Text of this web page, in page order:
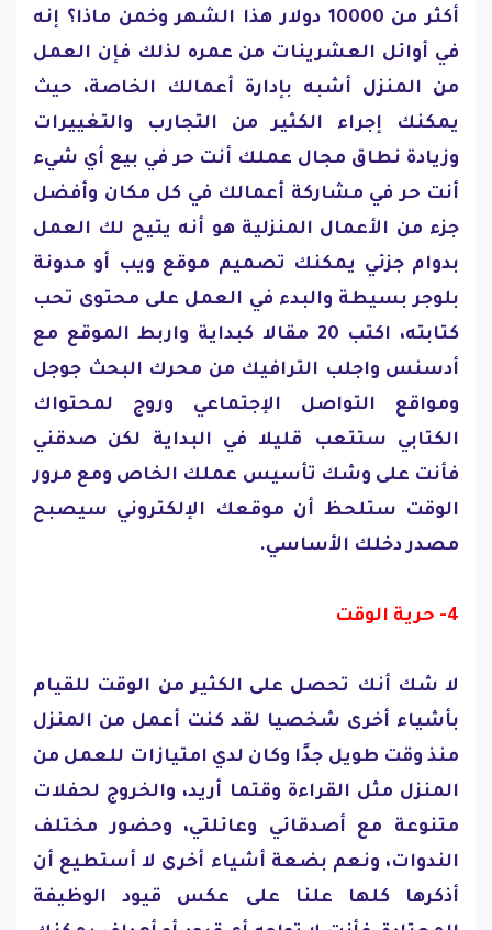
أكثر من 10000 دولار هذا الشهر وخمن ماذا؟ إنه
في أوائل العشرينات من عمره لذلك فإن العمل
من المنزل أشبه بإدارة أعمالك الخاصة، حيث
يمكنك إجراء الكثير من التجارب والتغييرات
وزيادة نطاق مجال عملك أنت حر في بيع أي شيء
أنت حر في مشاركة أعمالك في كل مكان وأفضل
جزء من الأعمال المنزلية هو أنه يتيح لك العمل
بدوام جزئي يمكنك تصميم موقع ويب أو مدونة
بلوجر بسيطة والبدء في العمل على محتوى تحب
كتابته، اكتب 20 مقالا كبداية واربط الموقع مع
أدسنس واجلب الترافيك من محرك البحث جوجل
ومواقع التواصل الإجتماعي وروج لمحتواك
الكتابي ستتعب قليلا في البداية لكن صدقني
فأنت على وشك تأسيس عملك الخاص ومع مرور
الوقت ستلحظ أن موقعك الإلكتروني سيصبح
مصدر دخلك الأساسي.
4- حرية الوقت
لا شك أنك تحصل على الكثير من الوقت للقيام
بأشياء أخرى شخصيا لقد كنت أعمل من المنزل
منذ وقت طويل جدًا وكان لدي امتيازات للعمل من
المنزل مثل القراءة وقتما أريد، والخروج لحفلات
متنوعة مع أصدقائي وعائلتي، وحضور مختلف
الندوات، ونعم بضعة أشياء أخرى لا أستطيع أن
أذكرها كلها علنا على عكس قيود الوظيفة